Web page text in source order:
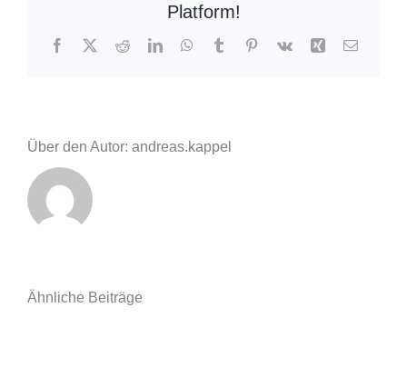
Platform!
Facebook
X RedditLinkedInWhatsApp
TumblrPinterest
Vk Xing E-
Über den Autor: andreas.kappel
Ähnliche Beiträge